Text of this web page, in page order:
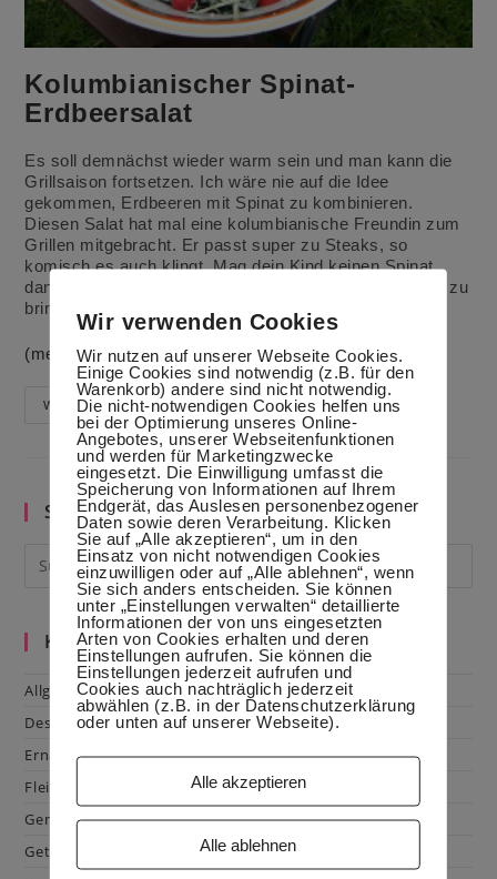
Kolumbianischer Spinat-
Erdbeersalat
Es soll demnächst wieder warm sein und man kann die
Grillsaison fortsetzen. Ich wäre nie auf die Idee
gekommen, Erdbeeren mit Spinat zu kombinieren.
Diesen Salat hat mal eine kolumbianische Freundin zum
Grillen mitgebracht. Er passt super zu Steaks, so
komisch es auch klingt. Mag dein Kind keinen Spinat,
dann versuch es auf diese Weise auf den Geschmack zu
bringen
(mehr …)
WeiterlesenKolumbianischer
Spinat-
Erdbeersalat
Suche im Blog
Kategorien
Allgemein
Dessert
Ernährung
Fleisch & Geflügel
Gemüse
Getränke
Wir verwenden Cookies
Wir nutzen auf unserer Webseite Cookies.
Einige Cookies sind notwendig (z.B. für den
Warenkorb) andere sind nicht notwendig.
Die nicht-notwendigen Cookies helfen uns
bei der Optimierung unseres Online-
Angebotes, unserer Webseitenfunktionen
und werden für Marketingzwecke
eingesetzt. Die Einwilligung umfasst die
Speicherung von Informationen auf Ihrem
Endgerät, das Auslesen personenbezogener
Daten sowie deren Verarbeitung. Klicken
Sie auf „Alle akzeptieren“, um in den
Einsatz von nicht notwendigen Cookies
einzuwilligen oder auf „Alle ablehnen“, wenn
Sie sich anders entscheiden. Sie können
unter „Einstellungen verwalten“ detaillierte
Informationen der von uns eingesetzten
Arten von Cookies erhalten und deren
Einstellungen aufrufen. Sie können die
Einstellungen jederzeit aufrufen und
Cookies auch nachträglich jederzeit
abwählen (z.B. in der Datenschutzerklärung
oder unten auf unserer Webseite).
Alle akzeptieren
Alle ablehnen